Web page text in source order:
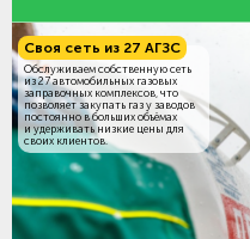
Своя сеть из 27 АГЗС
Обслуживаем собственную сеть
из 27 автомобильных газовых
заправочных комплексов, что
позволяет закупать газ у заводов
постоянно в больших объёмах
и удерживать низкие цены для
своих клиентов.